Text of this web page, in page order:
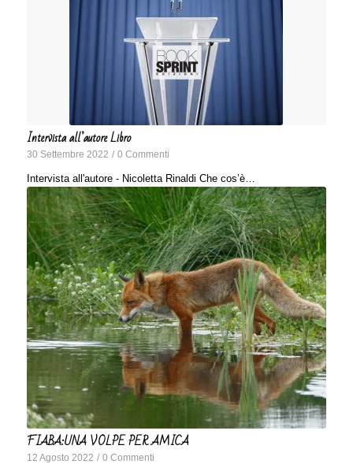
Intervista all’autore Libro
30 Settembre 2022 / 0 Commenti
Intervista all'autore - Nicoletta Rinaldi Che cos’è…
FIABA:UNA VOLPE PER AMICA
12 Agosto 2022 / 0 Commenti